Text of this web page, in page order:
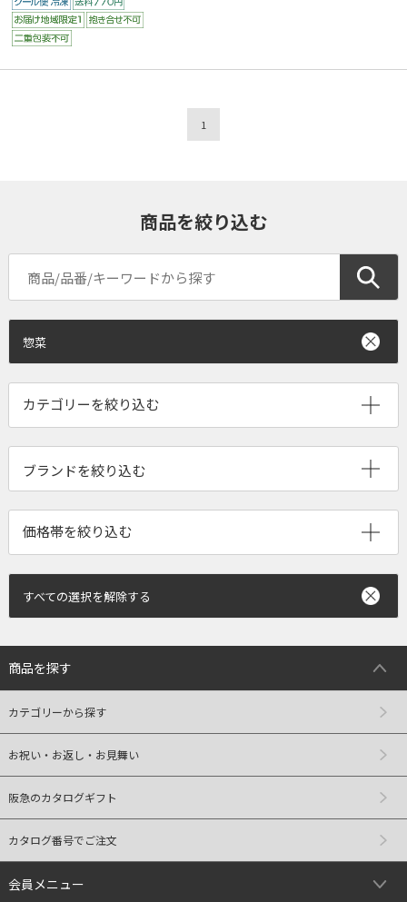
1
商品を絞り込む
惣菜
ブランドを絞り込む
すべての選択を解除する
商品を探す
カテゴリーから探す
お祝い・お返し・お見舞い
阪急のカタログギフト
カタログ番号でご注文
会員メニュー